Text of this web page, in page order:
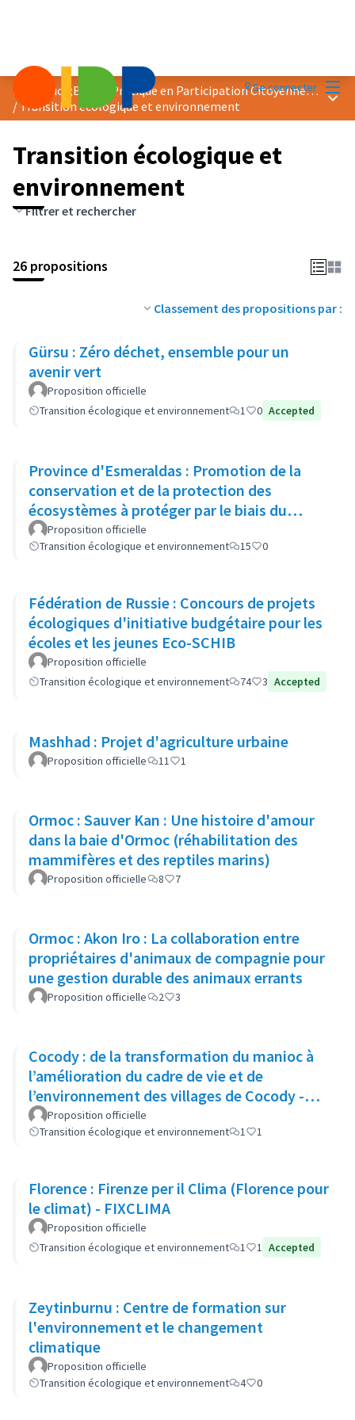
Se connecter
Prix &quot;Bonne Pratique en Participation Citoyenne&quot; 2024
/Transition écologique et environnement
Transition écologique et
environnement
Filtrer et rechercher
26 propositions
Classement des propositions par :
Gürsu : Zéro déchet, ensemble pour un
avenir vert
Proposition officielle
Transition écologique et environnement
1 0 Accepted
Province d'Esmeraldas : Promotion de la
conservation et de la protection des
écosystèmes à protéger par le biais du
système de zones de conservation
Proposition officielle
Transition écologique et environnement
15 0
Fédération de Russie : Concours de projets
écologiques d'initiative budgétaire pour les
écoles et les jeunes Eco-SCHIB
Proposition officielle
Transition écologique et environnement
74 3 Accepted
Mashhad : Projet d'agriculture urbaine
Proposition officielle 11 1
Ormoc : Sauver Kan : Une histoire d'amour
dans la baie d'Ormoc (réhabilitation des
mammifères et des reptiles marins)
Proposition officielle 8 7
Ormoc : Akon Iro : La collaboration entre
propriétaires d'animaux de compagnie pour
une gestion durable des animaux errants
Proposition officielle 2 3
Cocody : de la transformation du manioc à
l’amélioration du cadre de vie et de
l’environnement des villages de Cocody -
Cas de Blockhaus
Proposition officielle
Transition écologique et environnement
1 1
Florence : Firenze per il Clima (Florence pour
le climat) - FIXCLIMA
Proposition officielle
Transition écologique et environnement
1 1 Accepted
Zeytinburnu : Centre de formation sur
l'environnement et le changement
climatique
Proposition officielle
Transition écologique et environnement
4 0